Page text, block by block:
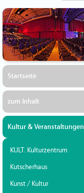
Startseite
zum Inhalt
Kultur & Veranstaltungen
KULT. Kulturzentrum
Kutscherhaus
Kunst / Kultur